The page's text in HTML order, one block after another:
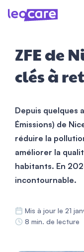
ZFE de
clés à
Depuis quelques
Émissions) de
réduire la
améliorer la
habitants. En
incontournable.
Mis à jour le 21
8 min. de lecture